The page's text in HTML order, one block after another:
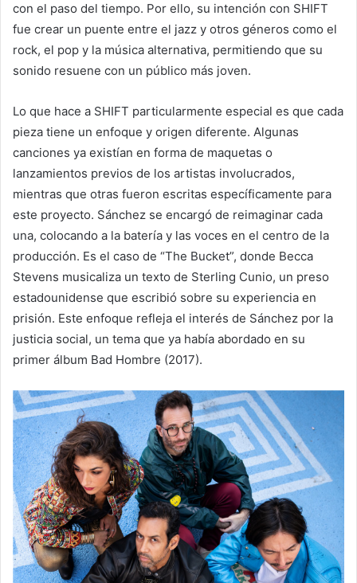
con el paso del tiempo. Por ello, su intención con SHIFT
fue crear un puente entre el jazz y otros géneros como el
rock, el pop y la música alternativa, permitiendo que su
sonido resuene con un público más joven.
Lo que hace a SHIFT particularmente especial es que cada
pieza tiene un enfoque y origen diferente. Algunas
canciones ya existían en forma de maquetas o
lanzamientos previos de los artistas involucrados,
mientras que otras fueron escritas específicamente para
este proyecto. Sánchez se encargó de reimaginar cada
una, colocando a la batería y las voces en el centro de la
producción. Es el caso de “The Bucket”, donde Becca
Stevens musicaliza un texto de Sterling Cunio, un preso
estadounidense que escribió sobre su experiencia en
prisión. Este enfoque refleja el interés de Sánchez por la
justicia social, un tema que ya había abordado en su
primer álbum Bad Hombre (2017).